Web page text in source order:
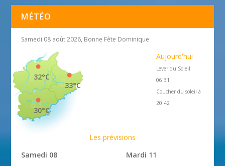
MÉTÉO
Samedi 08 août 2026, Bonne Fête Dominique
33°C
32°C
30°C
Aujourd'hui
Lever du Soleil
06:31
Coucher du soleil à
20:42
Les prévisions
Samedi 08
Mardi 11